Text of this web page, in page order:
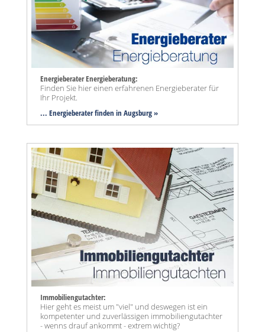
Energieberater Energieberatung:
Finden Sie hier einen erfahrenen Energieberater für
Ihr Projekt.
... Energieberater finden in Augsburg »
Immobiliengutachter:
Hier geht es meist um "viel" und deswegen ist ein
kompetenter und zuverlässigen immobiliengutachter
- wenns drauf ankommt - extrem wichtig?